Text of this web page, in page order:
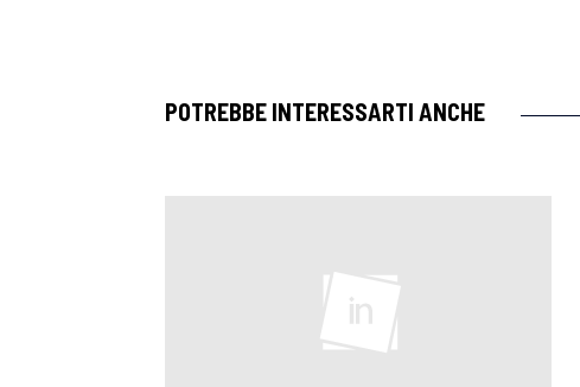
POTREBBE INTERESSARTI ANCHE